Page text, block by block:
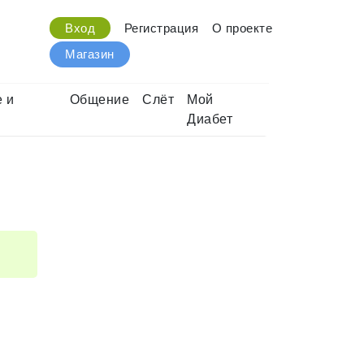
Вход Регистрация
О проекте
Магазин
и Общение Слёт
Мой
Диабет